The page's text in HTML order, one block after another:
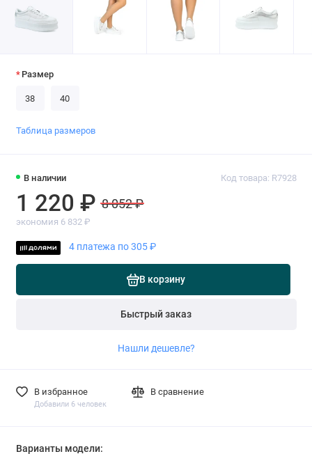
В наличии Код товара: R7928
1 220 ₽ 8 052 ₽
экономия 6 832 ₽
4 платежа по 305 ₽
В корзину
Быстрый заказ
Нашли дешевле?
В избранное
Добавили 6 человек
В сравнение
Размер
38 40
Таблица размеров
Варианты модели: